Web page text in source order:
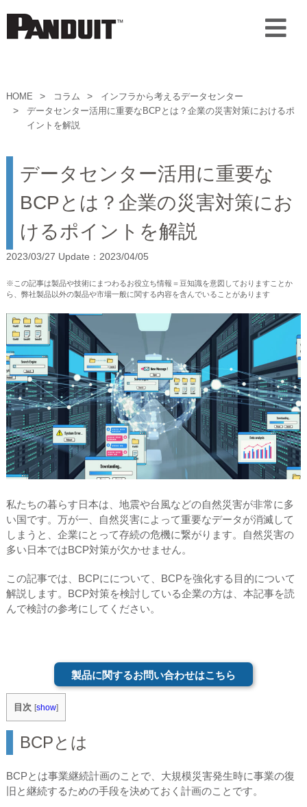
HOME コラム
インフラから考えるデータセンター
データセンター活用に重要なBCPとは？企業の災害対策におけるポ
イントを解説
データセンター活用に重要な
BCPとは？企業の災害対策にお
けるポイントを解説
2023/03/27 Update：2023/04/05
※この記事は製品や技術にまつわるお役立ち情報＝豆知識を意図しておりますことか
ら、弊社製品以外の製品や市場一般に関する内容を含んでいることがあります
私たちの暮らす日本は、地震や台風などの自然災害が非常に多
い国です。万が一、自然災害によって重要なデータが消滅して
しまうと、企業にとって存続の危機に繋がります。自然災害の
多い日本ではBCP対策が欠かせません。
この記事では、BCPにについて、BCPを強化する目的について
解説します。BCP対策を検討している企業の方は、本記事を読
んで検討の参考にしてください。
製品に関するお問い合わせはこちら
目次 [show]
BCPとは
BCPとは事業継続計画のことで、大規模災害発生時に事業の復
旧と継続するための手段を決めておく計画のことです。